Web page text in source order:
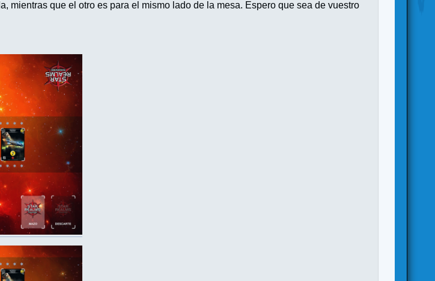
mientras que el otro es para el mismo lado de la mesa. Espero que sea de vuestro